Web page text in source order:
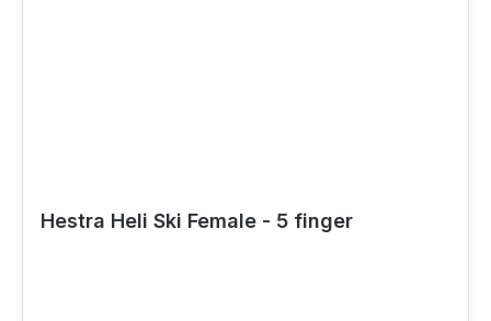
Hestra Heli Ski Female - 5 finger